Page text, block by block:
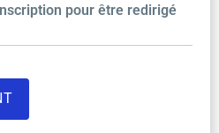
pour être redirigé